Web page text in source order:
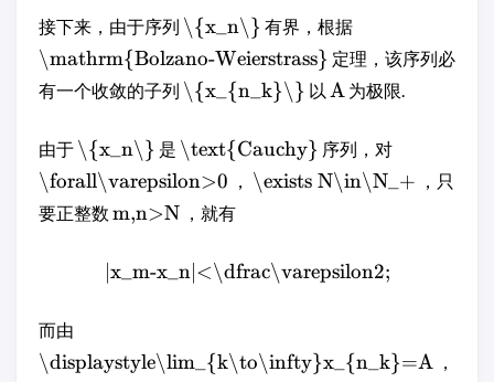
接下来，由于序列 \{x_n\} 有界，根据
\mathrm{Bolzano-Weierstrass} 定理，该序列必
有一个收敛的子列 \{x_{n_k}\} 以 A 为极限.
由于 \{x_n\} 是 \text{Cauchy} 序列，对
\forall\varepsilon>0 ， \exists N\in\N_+ ，只
要正整数 m,n>N ，就有
|x_m-x_n|<\dfrac\varepsilon2;
而由
\displaystyle\lim_{k\to\infty}x_{n_k}=A ，